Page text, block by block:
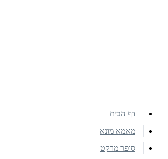
דף הבית
מאמא מונא
סופר מרקט